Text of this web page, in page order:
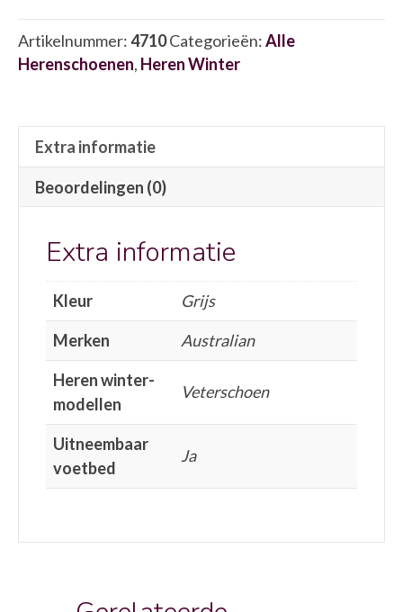
aantal
Artikelnummer:4710Categorieën:Alle
Herenschoenen, Heren Winter
Extra informatie
Beoordelingen (0)
Extra informatie
Kleur
Grijs
Merken
Australian
Heren winter-
modellen
Veterschoen
Uitneembaar
voetbed
Ja